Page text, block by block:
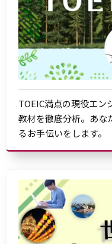
TOEIC満点の現役エン
教材を徹底分析。あな
るお手伝いをします。